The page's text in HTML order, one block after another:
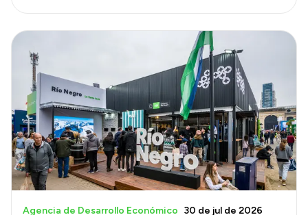
Agencia de Desarrollo Económico 30 de jul de 2026